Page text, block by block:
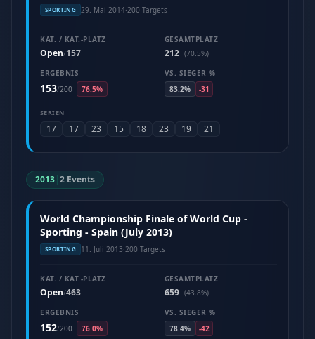
SPORTING 29. Mai 2014·200 Targets
KAT. / KAT.-PLATZ
Open/157
GESAMTPLATZ
212 (70.5%)
ERGEBNIS
153/200 76.5%
VS. SIEGER %
83.2%
-31
SERIEN
17 17 23 15 18 23 19 21
2013|2 Events
World Championship Finale of World Cup -
Sporting - Spain (July 2013)
SPORTING 11. Juli 2013·200 Targets
KAT. / KAT.-PLATZ
Open/463
GESAMTPLATZ
659 (43.8%)
ERGEBNIS
152/200 76.0%
VS. SIEGER %
78.4%
-42